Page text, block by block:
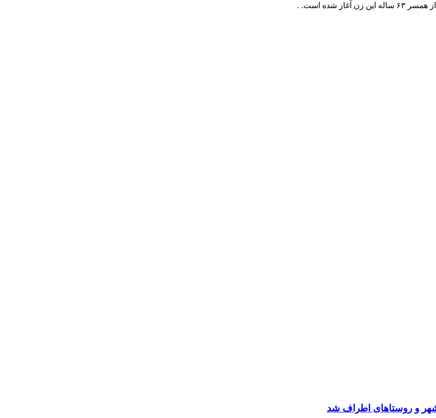
شده است. .
و روستاهای اطراف شد